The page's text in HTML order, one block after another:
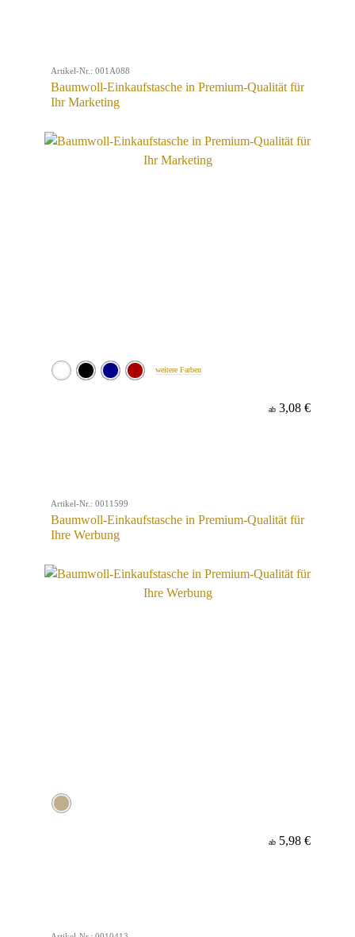
Artikel-Nr.: 001A088
Baumwoll-Einkaufstasche in Premium-Qualität für
Ihr Marketing
weitere Farben
ab 3,08 €
Artikel-Nr.: 0011599
Baumwoll-Einkaufstasche in Premium-Qualität für
Ihre Werbung
ab 5,98 €